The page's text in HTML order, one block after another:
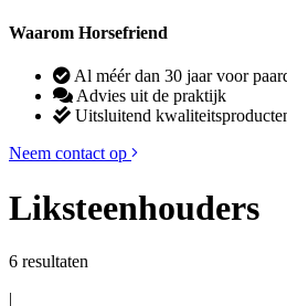
Waarom Horsefriend
Al méér dan 30 jaar voor
Advies uit de praktijk
Uitsluitend
Neem contact op
Liksteenhouders
6 resultaten
|